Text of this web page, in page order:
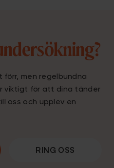
men regelbundna
viktigt för att dina tänder
oss och upplev en
RING OSS